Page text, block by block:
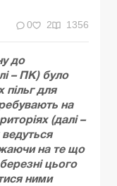
0 2 1356
до
– ПК) було
пільг для
на
(далі –
ведуться
на те що
цього
ними